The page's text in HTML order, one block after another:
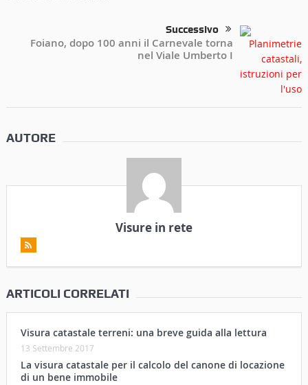
Successivo
Foiano, dopo 100 anni il Carnevale torna
nel Viale Umberto I
AUTORE
Visure in rete
ARTICOLI CORRELATI
Visura catastale terreni: una breve guida alla lettura
13 Settembre 2017
La visura catastale per il calcolo del canone di locazione
di un bene immobile